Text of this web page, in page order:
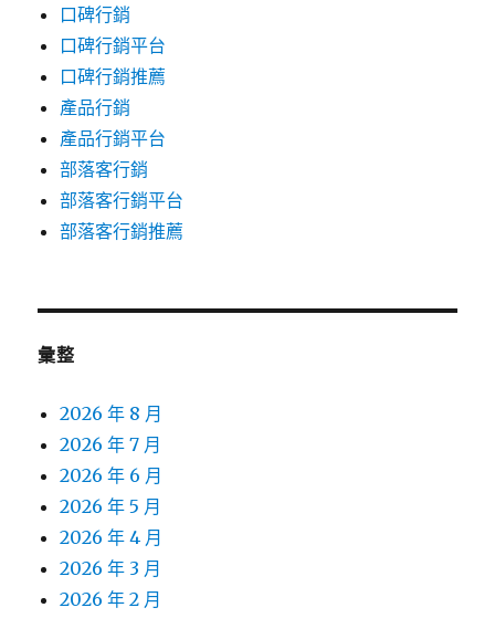
口碑行銷
口碑行銷平台
口碑行銷推薦
產品行銷
產品行銷平台
部落客行銷
部落客行銷平台
部落客行銷推薦
彙整
2026 年 8 月
2026 年 7 月
2026 年 6 月
2026 年 5 月
2026 年 4 月
2026 年 3 月
2026 年 2 月